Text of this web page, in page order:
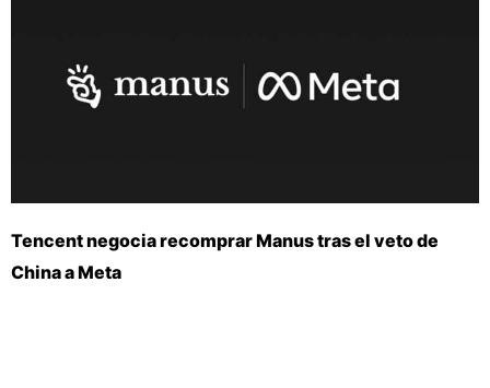
Tencent negocia recomprar Manus tras el veto de
China a Meta